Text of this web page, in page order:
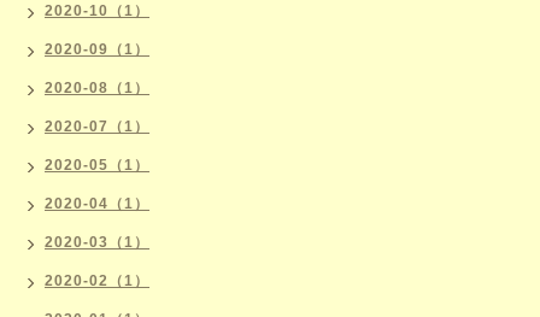
2020-10（1）
2020-09（1）
2020-08（1）
2020-07（1）
2020-05（1）
2020-04（1）
2020-03（1）
2020-02（1）